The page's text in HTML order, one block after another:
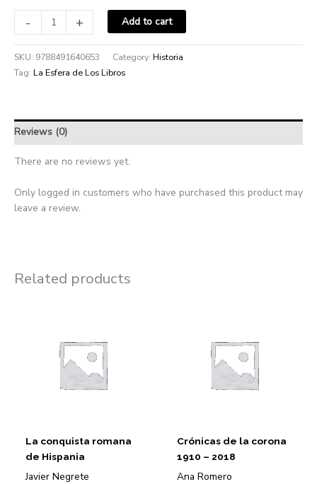
- + Add to cart
SKU: 9788491640653 Category: Historia
Tag: La Esfera de Los Libros
Reviews (0)
There are no reviews yet.
Only logged in customers who have purchased this product may
leave a review.
Related products
La conquista romana
de Hispania
Javier Negrete
Crónicas de la corona
1910 – 2018
Ana Romero